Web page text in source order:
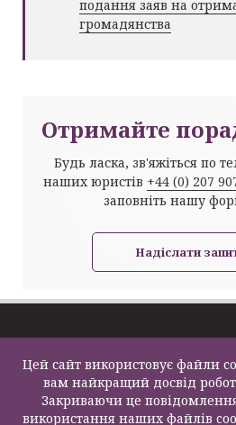
подання заяв на
громадянства
Отримайте
Будь ласка, зв'яжіться по
наших юристів +44 (0) 207
заповніть нашу
Надіслати
Про компанію
Задати питання
Карта сайту
Контакти
Імміграція та
Візи
Податки та
Бізнес послуги
Цей сайт використовує файли
вам найкращий досвід
Закриваючи це
використання наших файлів